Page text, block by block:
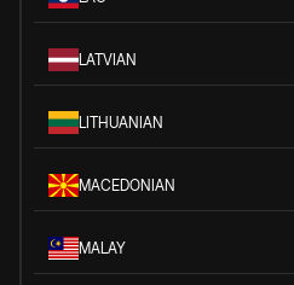
LATVIAN
LITHUANIAN
MACEDONIAN
MALAY